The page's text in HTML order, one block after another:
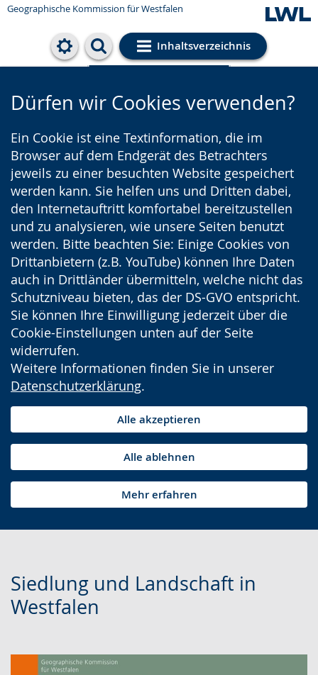
Geographische Kommission für Westfalen
Inhaltsverzeichnis
Cookie-Einstellungen
Dürfen wir Cookies verwenden?
Ein Cookie ist eine Textinformation, die im
Browser auf dem Endgerät des Betrachters
jeweils zu einer besuchten Website gespeichert
werden kann. Sie helfen uns und Dritten dabei,
den Internetauftritt komfortabel bereitzustellen
und zu analysieren, wie unsere Seiten benutzt
werden. Bitte beachten Sie: Einige Cookies von
Drittanbietern (z.B. YouTube) können Ihre Daten
auch in Drittländer übermitteln, welche nicht das
Schutzniveau bieten, das der DS-GVO entspricht.
Sie können Ihre Einwilligung jederzeit über die
Cookie-Einstellungen unten auf der Seite
widerrufen.
Weitere Informationen finden Sie in unserer
Datenschutzerklärung.
Alle akzeptieren
Alle ablehnen
Mehr erfahren
Siedlung und Landschaft in
Westfalen